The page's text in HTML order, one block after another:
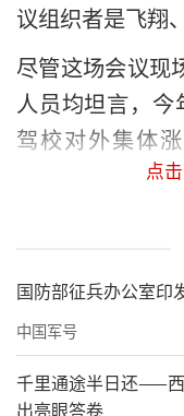
议组织者是飞翔
尽管这场会议现
人员均坦言，
驾校对外集体
费，统一调整
多名业内人士
了“联合体”，
后，是被指“行
家驾校负责人，
点
国防部征兵办公室印
中国军号
千里通途半日还——
出亮眼答卷